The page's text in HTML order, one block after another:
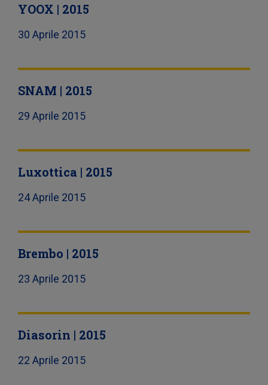
YOOX | 2015
30 Aprile 2015
SNAM | 2015
29 Aprile 2015
Luxottica | 2015
24 Aprile 2015
Brembo | 2015
23 Aprile 2015
Diasorin | 2015
22 Aprile 2015